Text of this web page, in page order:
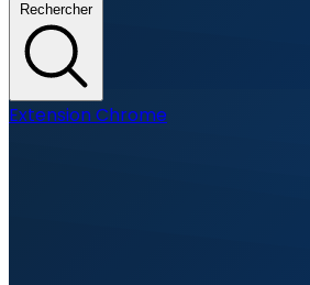
Rechercher
Extension Chrome